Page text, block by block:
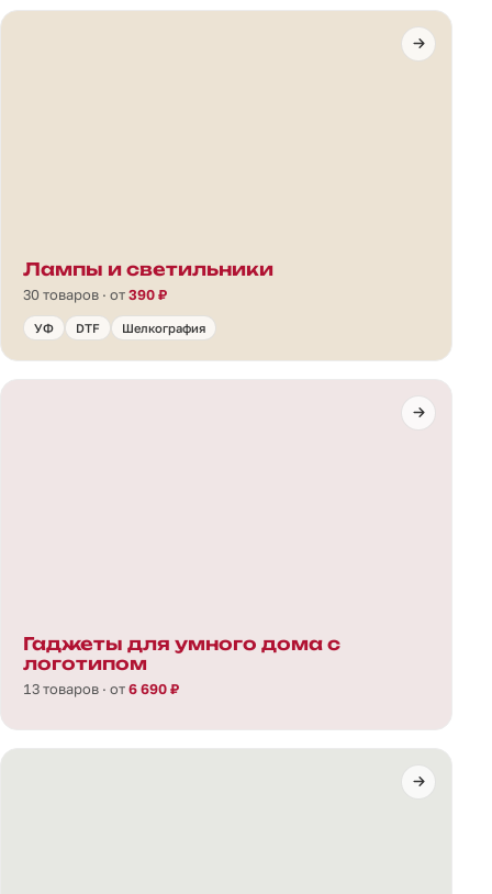
Лампы и светильники
30 товаров · от390 ₽
УФ DTF Шелкография
Гаджеты для умного дома с
логотипом
13 товаров · от6 690 ₽